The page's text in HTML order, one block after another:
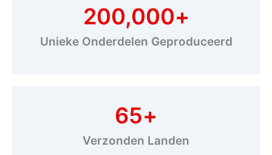
Unieke Onderdelen Geproduceerd
200,000+
Verzonden Landen
65+